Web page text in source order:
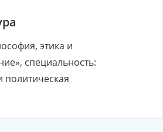
этика и
специальность:
политическая